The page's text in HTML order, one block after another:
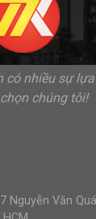
có nhiều sự
chúng tôi!
Nguyễn Văn